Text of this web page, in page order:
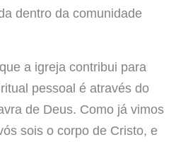
dentro da comunidade
a igreja contribui para
pessoal é através do
de Deus. Como já vimos
sois o corpo de Cristo, e